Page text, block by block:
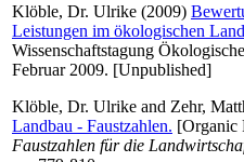
Klöble, Dr. Ulrike (2009)
Leistungen im ökologischen
Wissenschaftstagung
Februar 2009. [Unpublished]
Klöble, Dr. Ulrike and Zehr,
Landbau - Faustzahlen. [Organic
Faustzahlen für die